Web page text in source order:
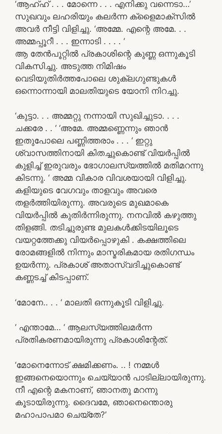
‘ആഹ്ഹ് . . . മോന്നെ . . . എനിക്കു വന്നെടാ…’
സുഖവും ലഹരിയും കലർന്ന ക്ളൈമാക്സിൽ
അവർ നീട്ടി വിളിച്ചു. ‘അമ്മേ. എന്റെ അമേ. . .
അമ്മപ്പൂറീ . . . ഇന്നാടി . . . . ‘
ആ തേൻപൂറ്റിൽ പ്രകാശിന്റെ കുണ്ണ ഒന്നുകൂടി
വികസിച്ചു. അടുത്ത നിമിഷം
വെടിയുതിർത്തപോലെ ശുക്ലഗുണ്ടുകൾ
ഒന്നൊന്നായി മാലതിയുടെ യോനി നിറച്ചു.
‘കുട്ടാ. . . അമ്മറ്റു നന്നായി സുഖിച്ചുടാ. . . .
ചക്കരേ . . ‘ ‘അമേ. അമ്മണ്ണെന്നും ഞാൻ
ഇതുപോലെ പണ്ണിത്തരാം . . . ‘ ഇറ്റു
ശ്വാസത്തിനായി കിതച്ചുകൊണ്ട് വിയർപ്പിൽ
കുളിച്ച് ഇരുവരും ഭോഗാലസ്യത്തിൽ മതിമറന്നു
കിടന്നു. ‘ അമ്മ വികാര വിവശയായി വിളിച്ചു.
കളിയുടെ വേഗവും താളവും അവരെ
തളർത്തിയിരുന്നു. അവരുടെ മുഖമാകെ
വിയർപ്പിൽ കുതിർന്നിരുന്നു. നനവിൽ കഴുത്തു
തിളങ്ങി. തടിച്ചുരുണ്ട മുലകൾക്കിടയിലൂടെ
വയറ്റത്തേക്കു വിയർപ്പൊഴുകി . കക്ഷത്തിലെ
രോമങ്ങളിൽ നിന്നും മാസ്മരികമായ രതിഗന്ധം
ഉയർന്നു. പ്രകാശ് അതാസ്വദിച്ചുകൊണ്ട്
കണ്ണടച്ച് കിടപ്പാണ്.
‘മോനേ.. . . ‘ മാലതി ഒന്നുകൂടി വിളിച്ചു.
‘ എന്താമേ… ‘ ആലസ്യത്തിലമർന്ന
പ്രതികരണമായിരുന്നു പ്രകാശിന്റേത്.
‘മോനെന്നോട് ക്ഷമിക്കണം. .. ! നമ്മൾ
ഇങ്ങനെയൊന്നും ചെയ്യാൻ പാടില്ലായിരുന്നു.
നീ എന്റെ മകനാണ്, ഞാനതു മറന്നു
കൂടായിരുന്നു. ദൈവമേ, ഞാനെന്തൊരു
മഹാപാപമാ ചെയ്തേ?’